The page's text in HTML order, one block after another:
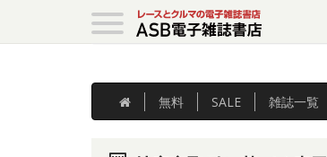
無料 SALE 雑誌一覧